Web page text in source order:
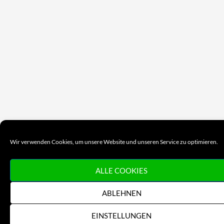
Wir verwenden Cookies, um unsere Website und unseren Service zu optimieren.
ALLE COOKIES
ABLEHNEN
EINSTELLUNGEN